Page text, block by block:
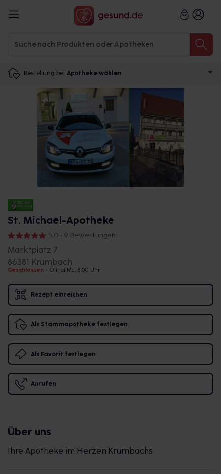
Bestellung bei Apotheke wählen
St. Michael-Apotheke
5,0 • 9 Bewertungen
Marktplatz 7
86381 Krumbach
Geschlossen • Öffnet Mo., 8:00 Uhr
Rezept einreichen
Als Stammapotheke festlegen
Als Favorit festlegen
Anrufen
Über uns
Ihre Apotheke im Herzen Krumbachs